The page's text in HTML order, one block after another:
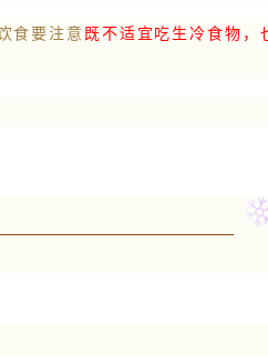
食要注意 既不适宜吃生冷食物，